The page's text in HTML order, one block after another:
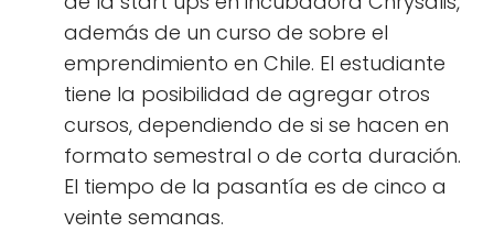
además de un curso de sobre el
emprendimiento en Chile. El estudiante
tiene la posibilidad de agregar otros
cursos, dependiendo de si se hacen en
formato semestral o de corta duración.
El tiempo de la pasantía es de cinco a
veinte semanas.